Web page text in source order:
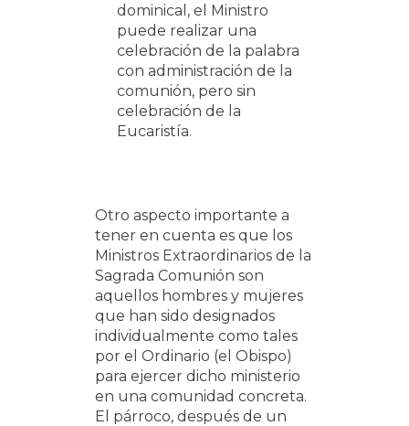
dominical, el Ministro
puede realizar una
celebración de la palabra
con administración de la
comunión, pero sin
celebración de la
Eucaristía.
Otro aspecto importante a
tener en cuenta es que los
Ministros Extraordinarios de la
Sagrada Comunión son
aquellos hombres y mujeres
que han sido designados
individualmente como tales
por el Ordinario (el Obispo)
para ejercer dicho ministerio
en una comunidad concreta.
El párroco, después de un